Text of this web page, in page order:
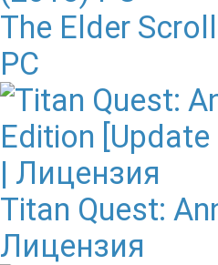
The Elder
PC
Titan Quest:
Лицензия